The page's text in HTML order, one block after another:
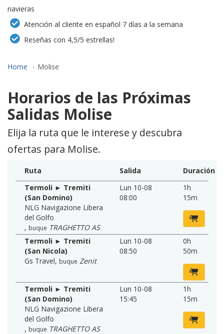
navieras
Atención al cliente en español 7 días a la semana
Reseñas con 4,5/5 estrellas!
Home Molise
Horarios de las Próximas
Salidas Molise
Elija la ruta que le interese y descubra
ofertas para Molise.
Ruta Salida
Duración
Termoli ► Tremiti
(San Domino)
NLG Navigazione Libera
del Golfo
, buque TRAGHETTO AS
Lun 10-08
08:00
1h
15m
Termoli ► Tremiti
(San Nicola)
Gs Travel, buque Zenit
Lun 10-08
08:50
0h
50m
Termoli ► Tremiti
(San Domino)
NLG Navigazione Libera
del Golfo
, buque TRAGHETTO AS
Lun 10-08
15:45
1h
15m